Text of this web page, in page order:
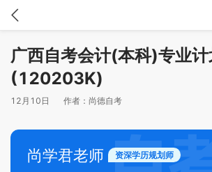
广西自考会计(本科)专业计
(120203K)
12月10日 作者： 尚德自考
尚学君老师 资深学历规划师